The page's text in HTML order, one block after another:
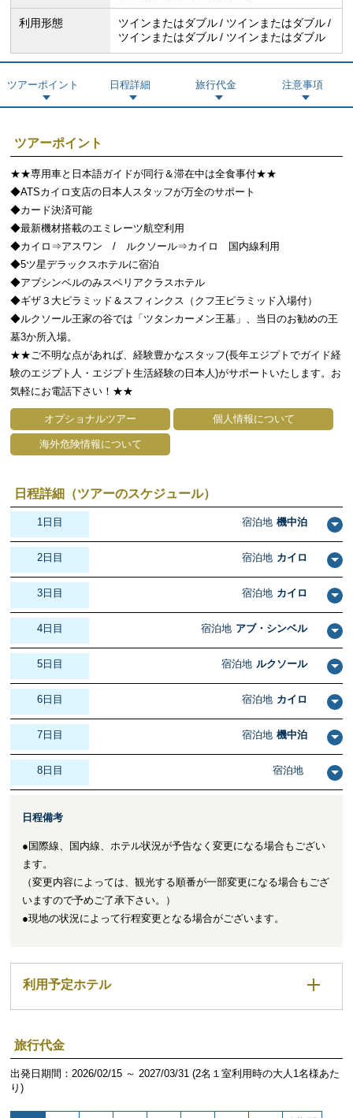
利用形態 ツインまたはダブル
ツインまたはダブル
ツインまたはダブル
ツインまたはダブル
ツアーポイント 日程詳細 旅行代金 注意事項
ツアーポイント
★★専用車と日本語ガイドが同行＆滞在中は全食事付★★
◆ATSカイロ支店の日本人スタッフが万全のサポート
◆カード決済可能
◆最新機材搭載のエミレーツ航空利用
◆カイロ⇒アスワン / ルクソール⇒カイロ 国内線利用
◆5ツ星デラックスホテルに宿泊
◆アブシンベルのみスペリアクラスホテル
◆ギザ３大ピラミッド＆スフィンクス（クフ王ピラミッド入場付）
◆ルクソール王家の谷では「ツタンカーメン王墓」、当日のお勧めの王
墓3か所入場。
★★ご不明な点があれば、経験豊かなスタッフ(長年エジプトでガイド経
験のエジプト人・エジプト生活経験の日本人)がサポートいたします。お
気軽にお電話下さい！★★
オプショナルツアー 個人情報について
海外危険情報について
日程詳細（ツアーのスケジュール）
1日目 宿泊地 機中泊
2日目 宿泊地 カイロ
3日目 宿泊地 カイロ
4日目 宿泊地 アブ・シンベル
5日目 宿泊地 ルクソール
6日目 宿泊地 カイロ
7日目 宿泊地 機中泊
8日目 宿泊地
日程備考
●国際線、国内線、ホテル状況が予告なく変更になる場合もござい
ます。
（変更内容によっては、観光する順番が一部変更になる場合もござ
いますので予めご了承下さい。）
●現地の状況によって行程変更となる場合がございます。
利用予定ホテル
旅行代金
出発日期間：2026/02/15 ～ 2027/03/31 (2名１室利用時の大人1名様あた
り)